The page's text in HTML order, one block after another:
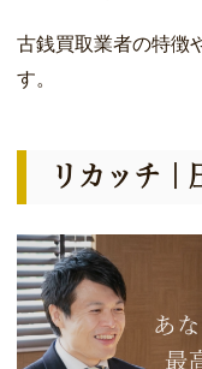
古銭買取業者の特徴
す。
リカッチ｜